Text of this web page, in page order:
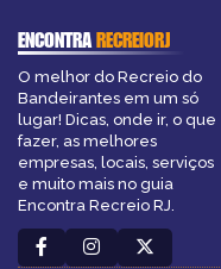
ENCONTRARECREIORJ
O melhor do Recreio do
Bandeirantes em um só
lugar! Dicas, onde ir, o que
fazer, as melhores
empresas, locais, serviços
e muito mais no guia
Encontra Recreio RJ.